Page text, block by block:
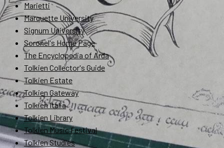
Marietti
Marquette University
Signum University
Soronel's Home Page
The Encyclopedia of Arda
Tolkien Collector's Guide
Tolkien Estate
Tolkien Gateway
Tolkien Italia
Tolkien Library
Tolkien Music Festival
Tolkien Studies